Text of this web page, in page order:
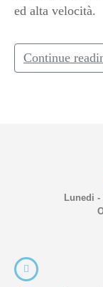
ed alta velocità.
Continue
Lunedi -